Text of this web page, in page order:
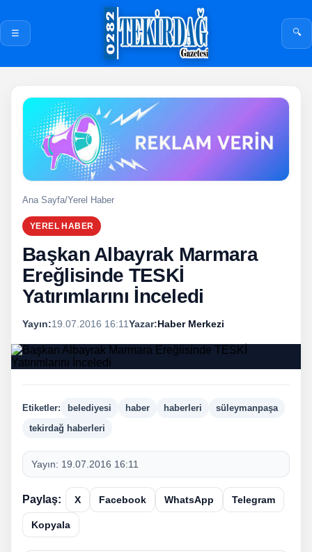
☰ 🔍
Ana Sayfa/Yerel Haber
YEREL HABER
Başkan Albayrak Marmara
Ereğlisinde TESKİ
Yatırımlarını İnceledi
Yayın:19.07.2016 16:11Yazar:Haber Merkezi
Etiketler: belediyesi haber haberleri
süleymanpaşa
tekirdağ haberleri
Yayın: 19.07.2016 16:11
Paylaş: X Facebook WhatsApp Telegram
Kopyala